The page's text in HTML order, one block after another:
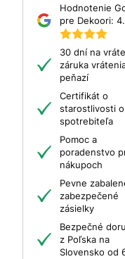
Hodnotenie
pre Dekoori:
30 dní na
záruka
peňazí
Certifikát o
starostlivosti
spotrebiteľa
Pomoc a
poradenstvo
nákupoch
Pevne
zabezpečené
zásielky
Bezpečné
z Poľska na
Slovensko od